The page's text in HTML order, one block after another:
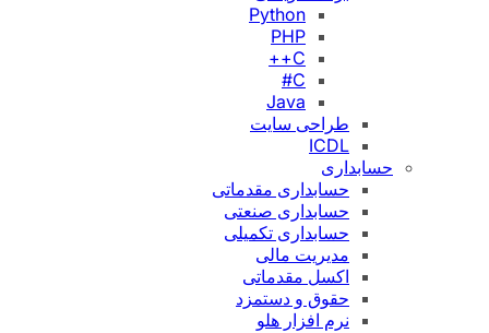
Python
PHP
C++
C#
Java
طراحی سایت
ICDL
حسابداری
حسابداری مقدماتی
حسابداری صنعتی
حسابداری تکمیلی
مدیریت مالی
اکسل مقدماتی
حقوق و دستمزد
نرم افزار هلو